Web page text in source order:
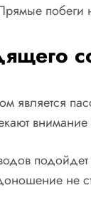
побеги
является
не